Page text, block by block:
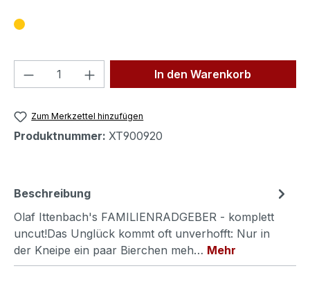
Produkt Anzahl: Gib denIn den Warenkorb
Zum Merkzettel hinzufügen
Produktnummer: XT900920
Beschreibung
Olaf Ittenbach's FAMILIENRADGEBER - komplett
uncut!Das Unglück kommt oft unverhofft: Nur in
der Kneipe ein paar Bierchen meh… Mehr